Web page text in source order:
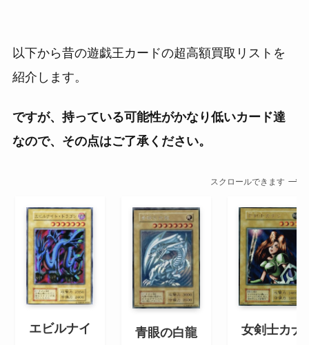
以下から昔の遊戯王カードの超高額買取リストを
紹介します。
ですが、持っている可能性がかなり低いカード達
なので、その点はご了承ください。
スクロールできます
エビルナイ
青眼の白龍
女剣士カナ